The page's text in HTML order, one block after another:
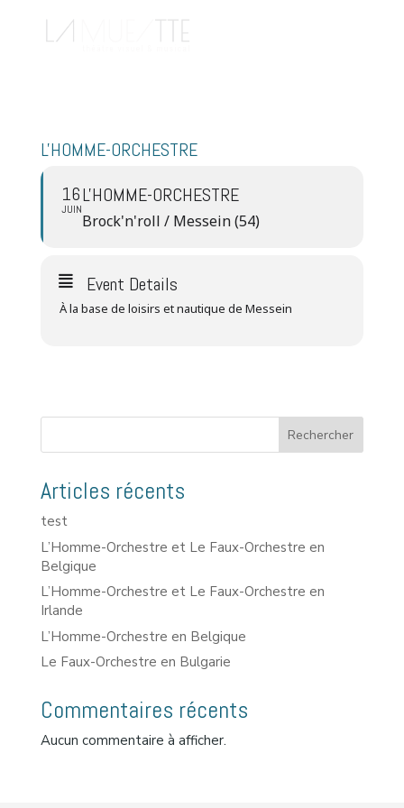
L'HOMME-ORCHESTRE
16
JUIN
L'HOMME-ORCHESTRE
Brock'n'roll / Messein (54)
Event Details
À la base de loisirs et nautique de Messein
Rechercher
Articles récents
test
L’Homme-Orchestre et Le Faux-Orchestre en
Belgique
L’Homme-Orchestre et Le Faux-Orchestre en
Irlande
L’Homme-Orchestre en Belgique
Le Faux-Orchestre en Bulgarie
Commentaires récents
Aucun commentaire à afficher.